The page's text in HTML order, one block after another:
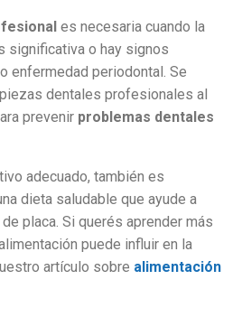
es necesaria cuando la
significativa o hay signos
enfermedad periodontal. Se
dentales profesionales al
prevenir problemas dentales
adecuado, también es
dieta saludable que ayude a
placa. Si querés aprender más
puede influir en la
artículo sobre alimentación